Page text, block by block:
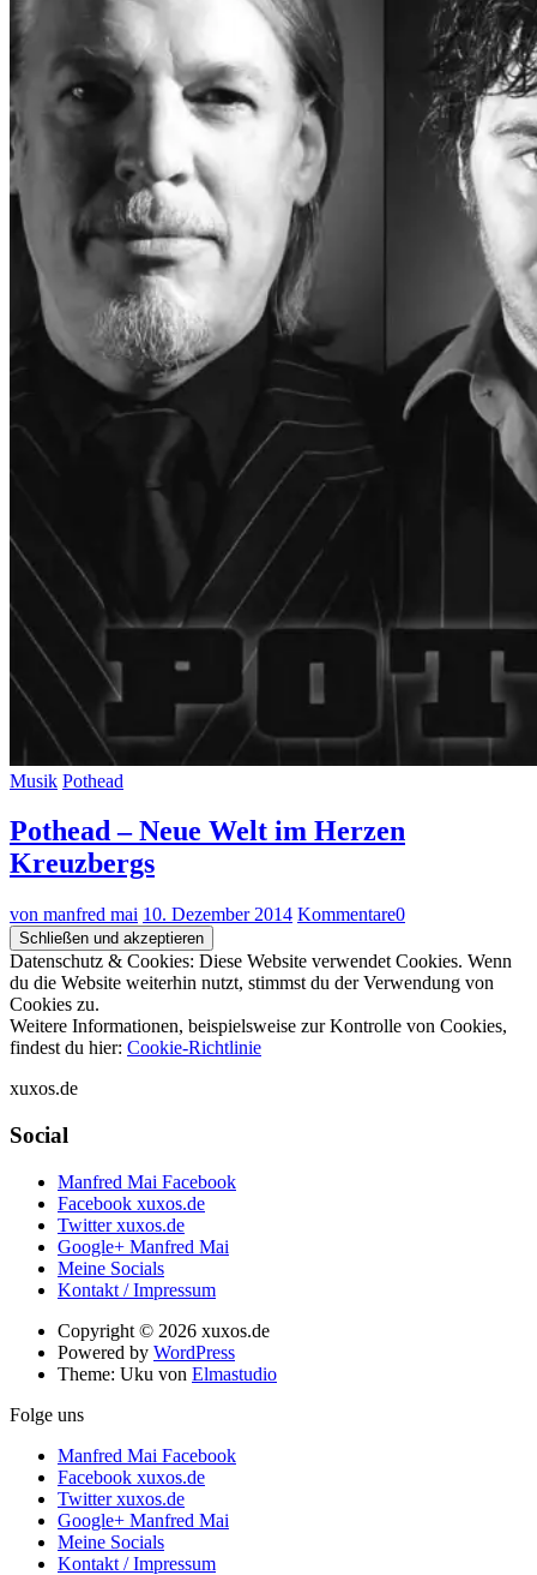
Musik Pothead
Pothead – Neue Welt im Herzen
Kreuzbergs
von manfred mai 10. Dezember 2014 Kommentare0
Datenschutz & Cookies: Diese Website verwendet Cookies. Wenn
du die Website weiterhin nutzt, stimmst du der Verwendung von
Cookies zu.
Weitere Informationen, beispielsweise zur Kontrolle von Cookies,
findest du hier: Cookie-Richtlinie
xuxos.de
Social
Manfred Mai Facebook
Facebook xuxos.de
Twitter xuxos.de
Google+ Manfred Mai
Meine Socials
Kontakt / Impressum
Copyright © 2026 xuxos.de
Powered by WordPress
Theme: Uku von Elmastudio
Folge uns
Manfred Mai Facebook
Facebook xuxos.de
Twitter xuxos.de
Google+ Manfred Mai
Meine Socials
Kontakt / Impressum